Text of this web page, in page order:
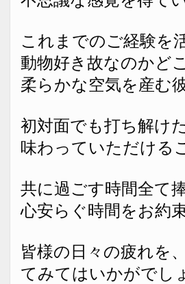
これまでのご経験を
動物好き故なのかど
柔らかな空気を産む彼
初対面でも打ち解け
味わっていただける
共に過ごす時間全て
心安らぐ時間をお約
皆様の日々の疲れを
てみてはいかがでし